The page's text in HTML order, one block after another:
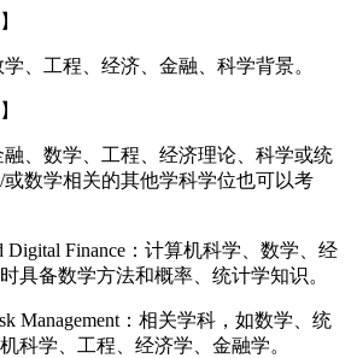
、工程、经济、金融、科学背景。
、数学、工程、经济理论、科学或统
数学相关的其他学科学位也可以考
Finance：计算机科学、数学、经
具备数学方法和概率、统计学知识。
：相关学科，如数学、统
科学、工程、经济学、金融学。